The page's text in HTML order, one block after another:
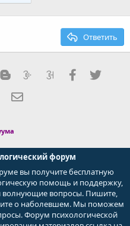
Ответить
BloggerLiveinternetLivejournalFacebook
yahoomail
форум
вы получите бесплатную
помощь и поддержку,
вопросы. Пишите,
о наболевшем. Мы поможем
Форум психологической